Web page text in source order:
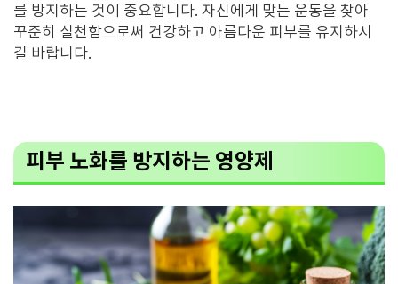
를 방지하는 것이 중요합니다. 자신에게 맞는 운동을 찾아
꾸준히 실천함으로써 건강하고 아름다운 피부를 유지하시
길 바랍니다.
피부 노화를 방지하는 영양제